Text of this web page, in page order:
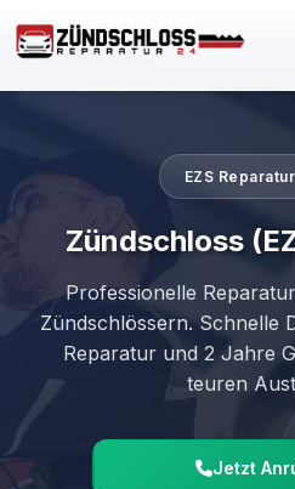
⚡ EXPRESS SERVICE - WIR
EZS
Zündschloss
Professionelle
Zündschlössern. Schnelle
Reparatur und 2 Jahre
teuren
Jetzt